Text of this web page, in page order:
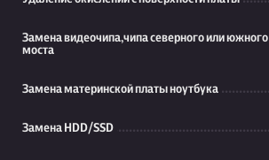
Замена видеочипа,чипа северного или южного
моста
Замена материнской платы ноутбука
Замена HDD/SSD